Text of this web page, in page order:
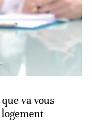
va vous